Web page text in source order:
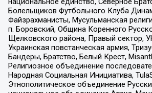
Болельщиков Футбольного Клуба
Файзрахманисты, Мусульманская
п. Боровский, Община Коренного
Щелковского района, Правый сектор,
Украинская повстанческая армия,
Бандеры, Братство, Белый Крест,
Религиозное объединение
Народная Социальная Инициатива,
Этнополитическое объединение